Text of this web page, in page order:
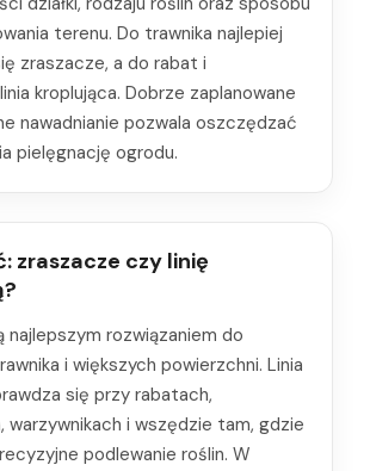
terenu. Do trawnika najlepiej
zraszacze, a do rabat i
kroplująca. Dobrze zaplanowane
nawadnianie pozwala oszczędzać
pielęgnację ogrodu.
zraszacze czy linię
najlepszym rozwiązaniem do
i większych powierzchni. Linia
się przy rabatach,
warzywnikach i wszędzie tam, gdzie
podlewanie roślin. W